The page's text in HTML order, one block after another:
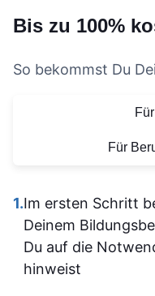
die
sich
Bis zu 100%
So bekommst Du
Für
1.Im ersten Schritt
Deinem
Du auf die
hinweist